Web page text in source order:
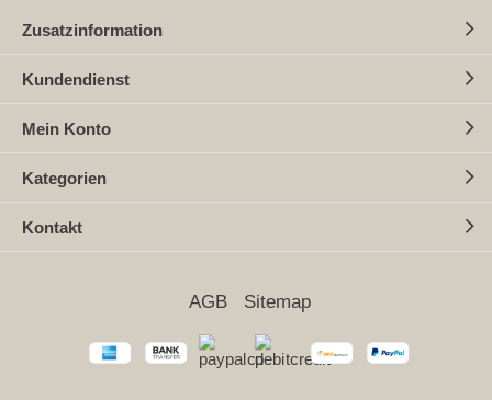
Zusatzinformation
Kundendienst
Mein Konto
Kategorien
Kontakt
AGB Sitemap